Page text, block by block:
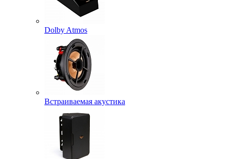
Dolby Atmos
Встраиваемая акустика